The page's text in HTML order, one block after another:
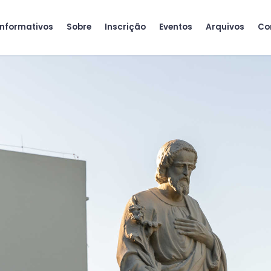
Informativos Sobre Inscrição Eventos